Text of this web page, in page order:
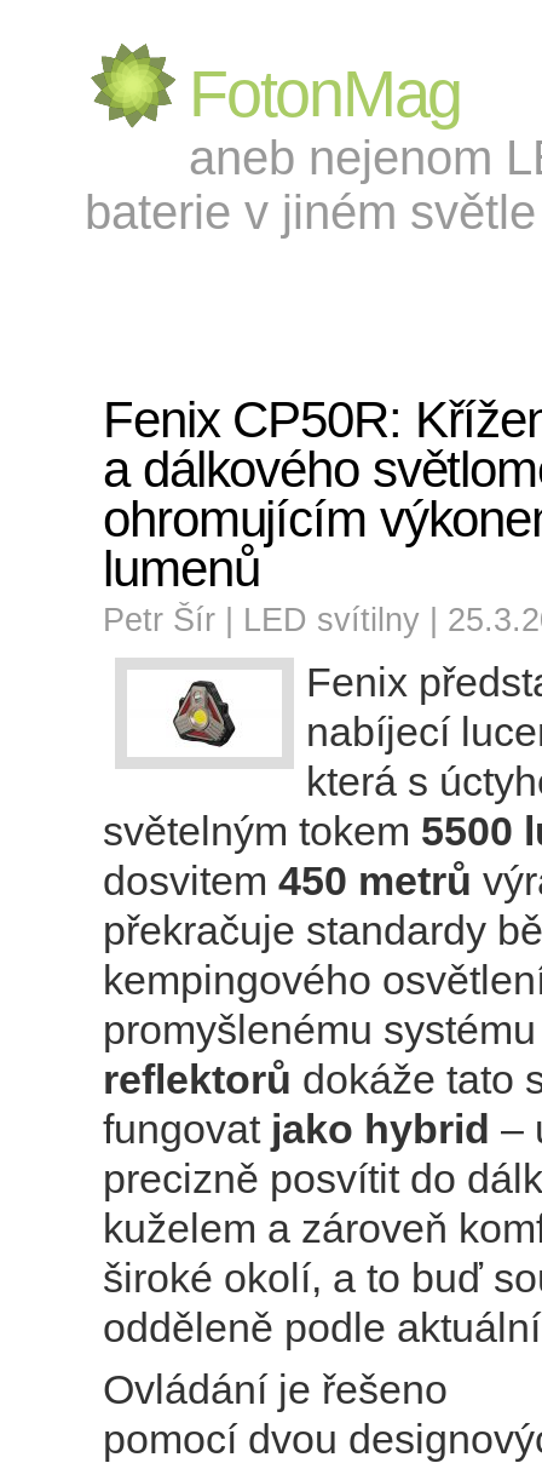
FotonMag
aneb nejenom
baterie v jiném
Fenix CP50R:
a dálkového
ohromujícím
lumenů
Petr Šír | LED svítilny |
Fenix
nabíjecí
která s
světelným tokem 5500
dosvitem 450 metrů
překračuje standardy
kempingového
promyšlenému
reflektorů dokáže tato
fungovat jako hybrid –
precizně posvítit do
kuželem a zároveň
široké okolí, a to buď
odděleně podle
Ovládání je řešeno
pomocí dvou